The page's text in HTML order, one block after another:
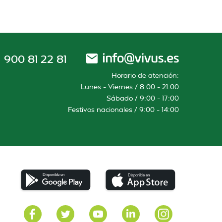
900 81 22 81
Horario de atención:
Lunes – Viernes / 8:00 – 21:00
Sábado / 9:00 – 17:00
Festivos nacionales / 9:00 – 14:00